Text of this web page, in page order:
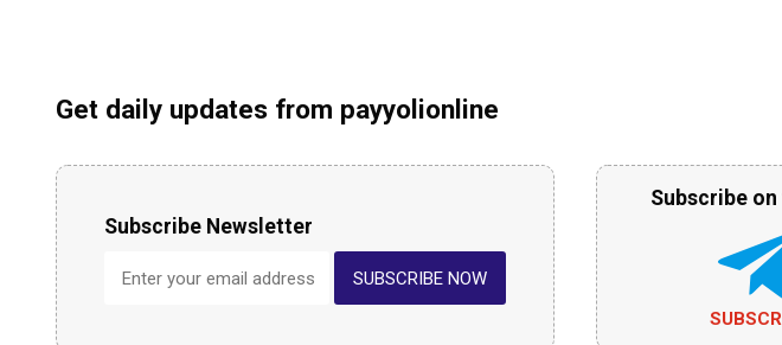
Get daily updates from payyolionline
Subscribe Newsletter
SUBSCRIBE NOW
Subscribe